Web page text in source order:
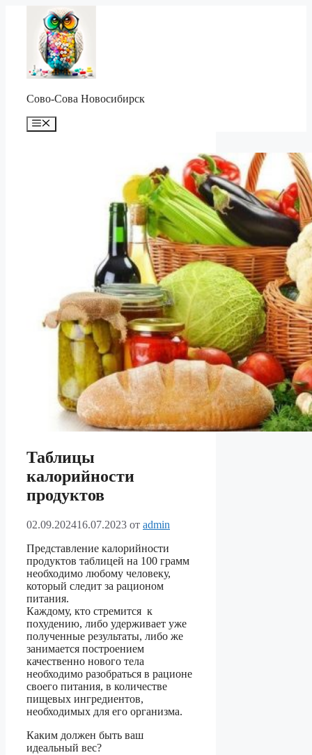
содержимому
Сово-Сова Новосибирск
Меню
Таблицы
калорийности
продуктов
02.09.202416.07.2023 от admin
Представление калорийности
продуктов таблицей на 100 грамм
необходимо любому человеку,
который следит за рационом
питания.
Каждому, кто стремится к
похудению, либо удерживает уже
полученные результаты, либо же
занимается построением
качественно нового тела
необходимо разобраться в рационе
своего питания, в количестве
пищевых ингредиентов,
необходимых для его организма.
Каким должен быть ваш
идеальный вес?